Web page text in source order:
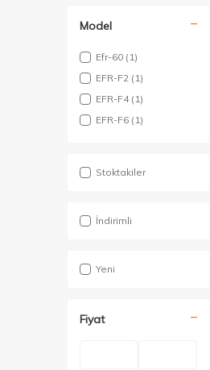
Model
Efr-60 (1)
EFR-F2 (1)
EFR-F4 (1)
EFR-F6 (1)
Stoktakiler
İndirimli
Yeni
Fiyat